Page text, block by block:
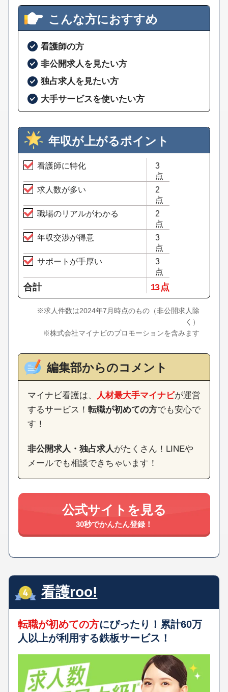
こんな方におすすめ
看護師の方
非公開求人を見たい方
独占求人を見たい方
大手サービスを使いたい方
年収が上がるポイント
看護師に特化
3
点
求人数が多い
2
点
職場のリアルがわかる
2
点
年収交渉が得意
3
点
サポートが手厚い
3
点
合計 13 点
※求人件数は2024年7月時点のもの（非公開求人除
く）
※株式会社マイナビのプロモーションを含みます
編集部からのコメント
マイナビ看護は、 人材最大手マイナビが運営
するサービス！ 転職が初めての方でも安心で
す！
非公開求人・独占求人がたくさん！LINEや
メールでも相談できちゃいます！
公式サイトを見る
30秒でかんたん登録！
看護roo!
転職が初めての方にぴったり！累計60万
人以上が利用する鉄板サービス！